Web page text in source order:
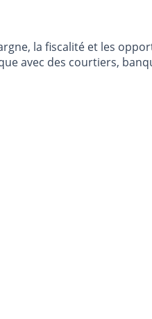
la fiscalité et les
avec des courtiers,